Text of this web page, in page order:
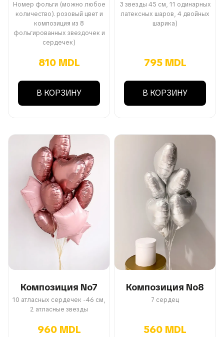
Номер фольги (можно любое
количество). розовый цвет и
композиция из 8
фольгированных звездочек и
сердечек)
810 MDL
В КОРЗИНУ
3 звезды 45 см, 11 одинарных
латексных шаров, 4 двойных
шарика)
795 MDL
В КОРЗИНУ
Композиция No7
10 атласных сердечек -46 см,
2 атласные звезды
960 MDL
Композиция No8
7 сердец
560 MDL